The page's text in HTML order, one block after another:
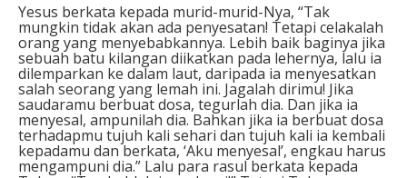
Yesus berkata kepada murid-murid-Nya, “Tak
mungkin tidak akan ada penyesatan! Tetapi celakalah
orang yang menyebabkannya. Lebih baik baginya jika
sebuah batu kilangan diikatkan pada lehernya, lalu ia
dilemparkan ke dalam laut, daripada ia menyesatkan
salah seorang yang lemah ini. Jagalah dirimu! Jika
saudaramu berbuat dosa, tegurlah dia. Dan jika ia
menyesal, ampunilah dia. Bahkan jika ia berbuat dosa
terhadapmu tujuh kali sehari dan tujuh kali ia kembali
kepadamu dan berkata, ‘Aku menyesal’, engkau harus
mengampuni dia.” Lalu para rasul berkata kepada